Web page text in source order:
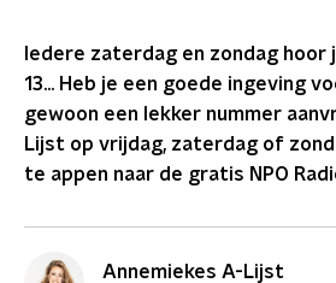
Iedere zaterdag en zondag hoor
13... Heb je een goede ingeving
gewoon een lekker nummer
Lijst op vrijdag, zaterdag of
te appen naar de gratis NPO
Annemiekes A-Lijst